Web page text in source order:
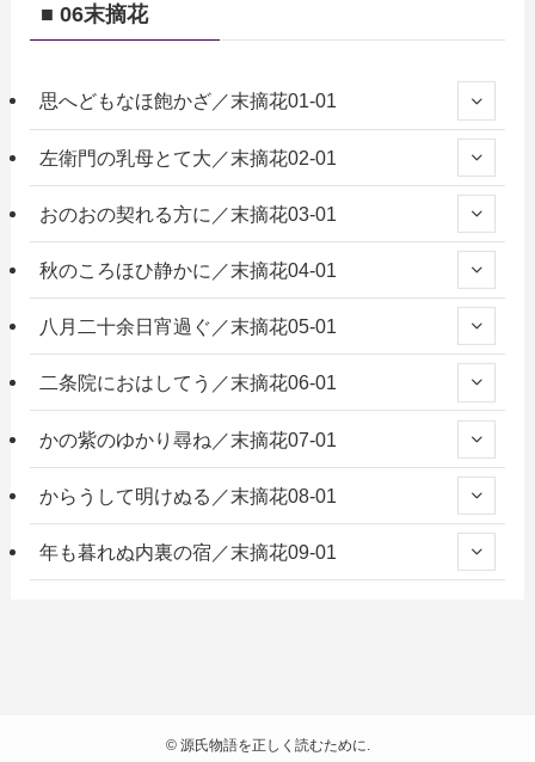
■ 06末摘花
思へどもなほ飽かざ／末摘花01-01
左衛門の乳母とて大／末摘花02-01
おのおの契れる方に／末摘花03-01
秋のころほひ静かに／末摘花04-01
八月二十余日宵過ぐ／末摘花05-01
二条院におはしてう／末摘花06-01
かの紫のゆかり尋ね／末摘花07-01
からうして明けぬる／末摘花08-01
年も暮れぬ内裏の宿／末摘花09-01
©源氏物語を正しく読むために.